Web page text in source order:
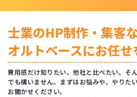
士業のHP制作・集客
オルトベースにお任せ
費用感だけ知りたい、他社と比べたい。そ
でも構いません。まずはお悩みや、やりた
お聞かせください。